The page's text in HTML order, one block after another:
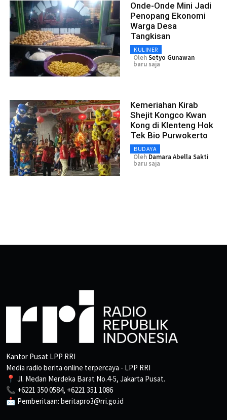
Onde-Onde Mini Jadi
Penopang Ekonomi
Warga Desa
Tangkisan
KULINER
OlehSetyo Gunawan
baru saja
Kemeriahan Kirab
Shejit Kongco Kwan
Kong di Klenteng Hok
Tek Bio Purwokerto
BUDAYA
Oleh Damara Abella Sakti
baru saja
Kantor Pusat LPP RRI
Media radio berita online terpercaya - LPP RRI
📍 Jl. Medan Merdeka Barat No.4-5, Jakarta Pusat.
📞 +6221 350 0584, +6221 351 1086
📩 Pemberitaan: beritapro3@rri.go.id